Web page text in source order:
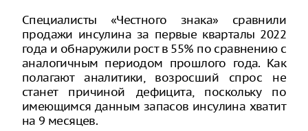
Специалисты «Честного знака» сравнили
продажи инсулина за первые кварталы 2022
года и обнаружили рост в 55% по сравнению с
аналогичным периодом прошлого года. Как
полагают аналитики, возросший спрос не
станет причиной дефицита, поскольку по
имеющимся данным запасов инсулина хватит
на 9 месяцев.